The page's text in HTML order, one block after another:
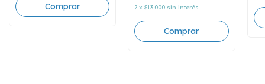
2 x$13.000 sin interés